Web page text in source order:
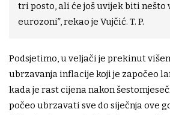
tri posto, ali će još uvijek biti nešto
eurozoni”, rekao je Vujčić. T. P.
Podsjetimo, u veljači je prekinut
ubrzavanja inflacije koji je započeo
kada je rast cijena nakon
počeo ubrzavati sve do siječnja ove